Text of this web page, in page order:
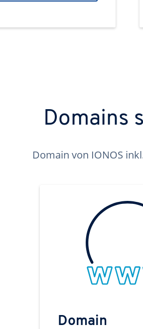
Domains
Domain von IONOS
Domain